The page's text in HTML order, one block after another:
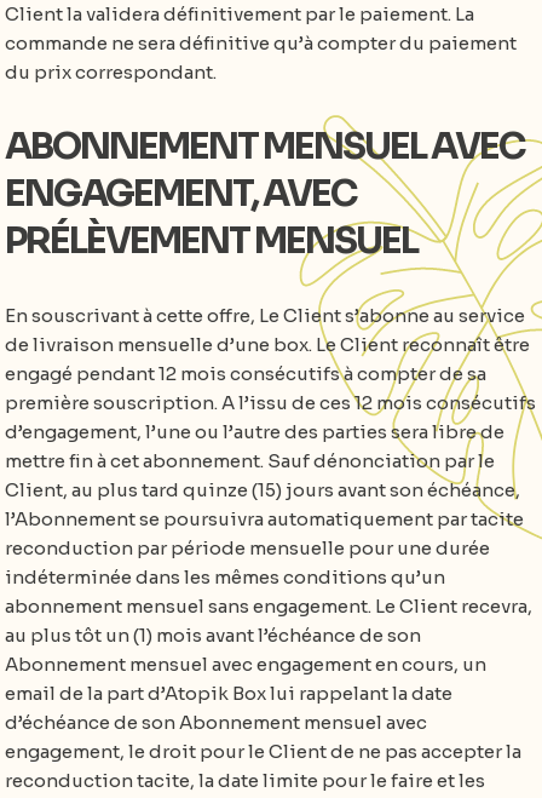
Client la validera définitivement par le paiement. La
commande ne sera définitive qu’à compter du paiement
du prix correspondant.
ABONNEMENT MENSUEL AVEC
ENGAGEMENT, AVEC
PRÉLÈVEMENT MENSUEL
En souscrivant à cette offre, Le Client s’abonne au service
de livraison mensuelle d’une box. Le Client reconnaît être
engagé pendant 12 mois consécutifs à compter de sa
première souscription. A l’issu de ces 12 mois consécutifs
d’engagement, l’une ou l’autre des parties sera libre de
mettre fin à cet abonnement. Sauf dénonciation par le
Client, au plus tard quinze (15) jours avant son échéance,
l’Abonnement se poursuivra automatiquement par tacite
reconduction par période mensuelle pour une durée
indéterminée dans les mêmes conditions qu’un
abonnement mensuel sans engagement. Le Client recevra,
au plus tôt un (1) mois avant l’échéance de son
Abonnement mensuel avec engagement en cours, un
email de la part d’Atopik Box lui rappelant la date
d’échéance de son Abonnement mensuel avec
engagement, le droit pour le Client de ne pas accepter la
reconduction tacite, la date limite pour le faire et les